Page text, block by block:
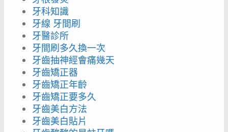
牙科知識
牙線 牙間刷
牙醫診所
牙間刷多久換一次
牙齒抽神經會痛幾天
牙齒矯正器
牙齒矯正年齡
牙齒矯正要多久
牙齒美白方法
牙齒美白貼片